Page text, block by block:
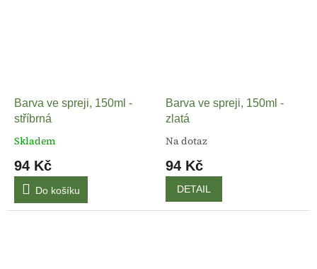
Barva ve spreji, 150ml -
stříbrná
Skladem
94 Kč
Do košíku
Barva ve spreji, 150ml -
zlatá
Na dotaz
94 Kč
DETAIL